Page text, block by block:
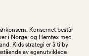
Konsernet består
i Norge, og Hemtex med
Kids strategi er å tilby
av egenutviklede